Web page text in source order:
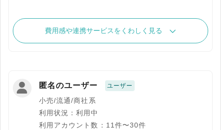
費用感や連携サービスをくわしく見る
匿名のユーザー ユーザー
小売/流通/商社系
利用状況：利用中
利用アカウント数：11件〜30件